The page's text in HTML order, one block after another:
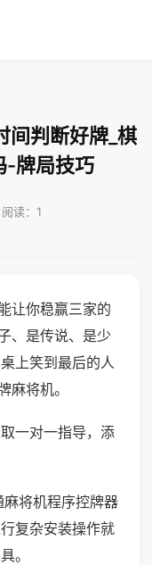
间判断好牌_棋
-牌局技巧
读：1
让你稳赢三家的
、是传说、是少
上笑到最后的人
麻将机。
一对一指导，添
将机程序控牌器
复杂安装操作就
。